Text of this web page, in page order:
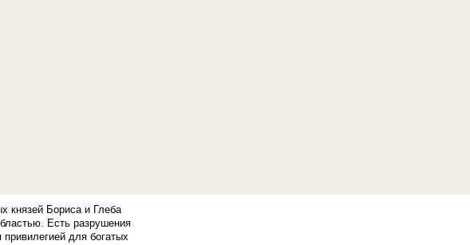
князей Бориса и Глеба
Есть разрушения
для богатых